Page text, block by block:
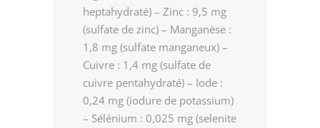
heptahydraté) – Zinc : 9,5 mg
(sulfate de zinc) – Manganèse :
1,8 mg (sulfate manganeux) –
Cuivre : 1,4 mg (sulfate de
cuivre pentahydraté) – Iode :
0,24 mg (iodure de potassium)
– Sélénium : 0,025 mg (selenite